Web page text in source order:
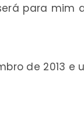
para
de 2013 e